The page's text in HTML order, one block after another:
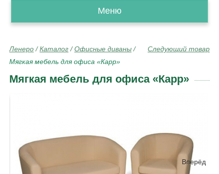
Меню
Следующий товар
Ленеро /Каталог /Офисные диваны /
Мягкая мебель для офиса «Карр»
Мягкая мебель для офиса «Карр»
Вперёд